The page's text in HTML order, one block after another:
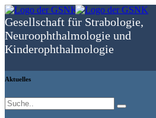
Gesellschaft für Strabologie,
Neuro­ophthal­mologie und
Kinder­ophthal­mologie
Aktuelles